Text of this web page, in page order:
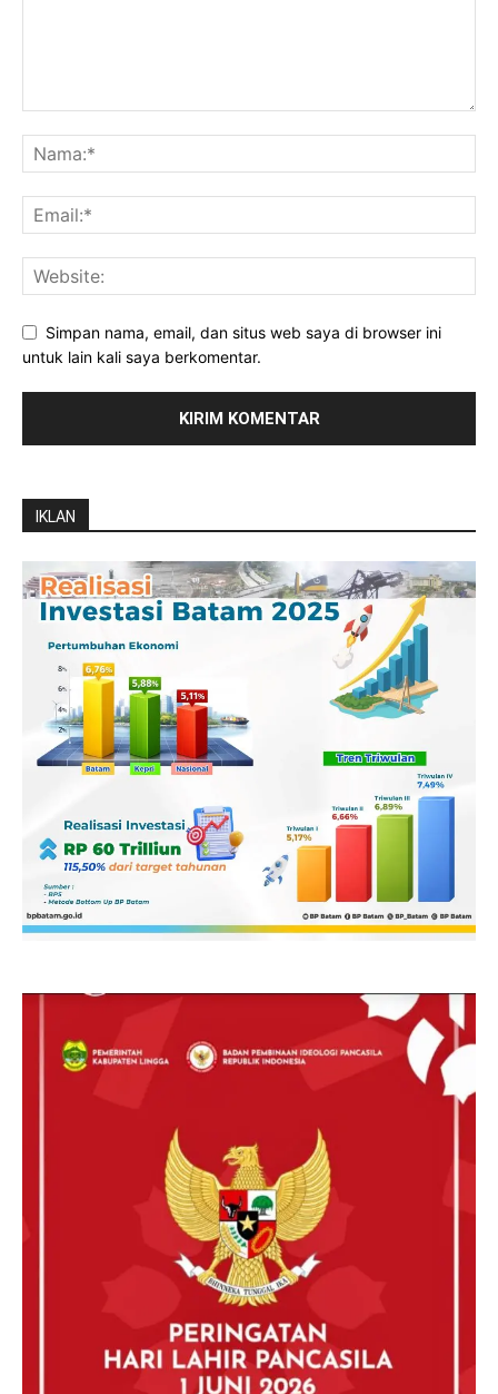
Simpan nama, email, dan situs web saya di browser ini
untuk lain kali saya berkomentar.
IKLAN